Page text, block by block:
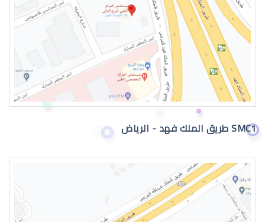
اعراض الماء الازرق بالعين
اسباب الماء الازرق بالعين
SMC1 طريق الملك فهد - الرياض